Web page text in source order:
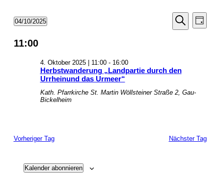
Veranstaltungen
für
4.
Suche
Suche
Tag
04/10/2025
11:00
Herbstwanderung „Landpartie durch den
Urrheinund das Urmeer“
4. Oktober 2025 | 11:00- 16:00
Kath. Pfarrkirche St. Martin Wöllsteiner Straße 2, Gau-
Bickelheim
Vorheriger Tag Nächster Tag
Kalender abonnieren